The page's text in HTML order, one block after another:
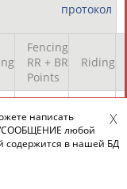
протокол
Fencing
RR + BR
Points
Riding
148
написать
любой
содержится в нашей БД